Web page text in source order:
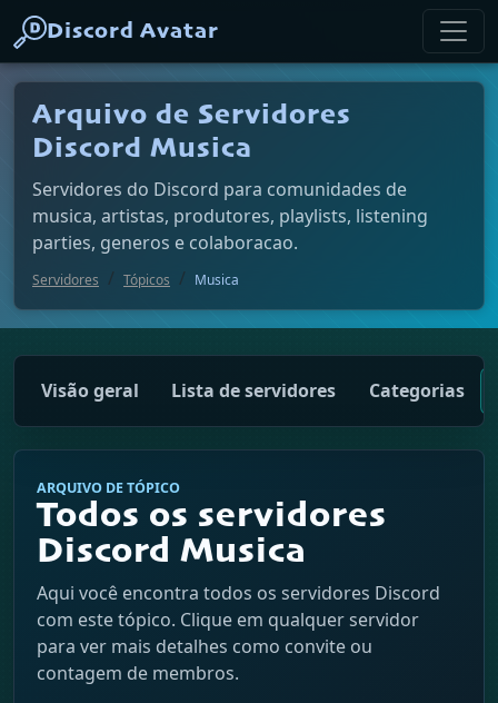
Discord Avatar
Arquivo de Servidores
Discord Musica
Servidores do Discord para comunidades de
musica, artistas, produtores, playlists, listening
parties, generos e colaboracao.
Servidores Tópicos Musica
Visão geral Lista de servidores Categorias
ARQUIVO DE TÓPICO
Todos os servidores
Discord Musica
Aqui você encontra todos os servidores Discord
com este tópico. Clique em qualquer servidor
para ver mais detalhes como convite ou
contagem de membros.